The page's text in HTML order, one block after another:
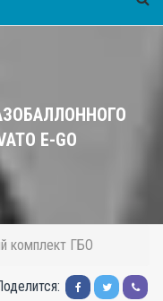
E-GO
комплект ГБО